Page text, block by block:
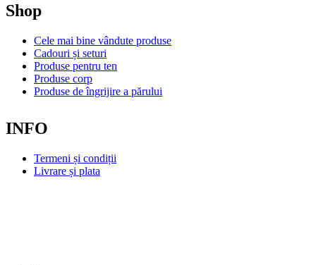
Shop
Cele mai bine vândute produse
Cadouri și seturi
Produse pentru ten
Produse corp
Produse de îngrijire a părului
INFO
Termeni și condiții
Livrare și plata